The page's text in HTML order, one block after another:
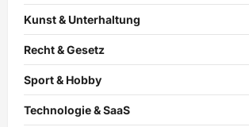
Kunst & Unterhaltung
Recht & Gesetz
Sport & Hobby
Technologie & SaaS